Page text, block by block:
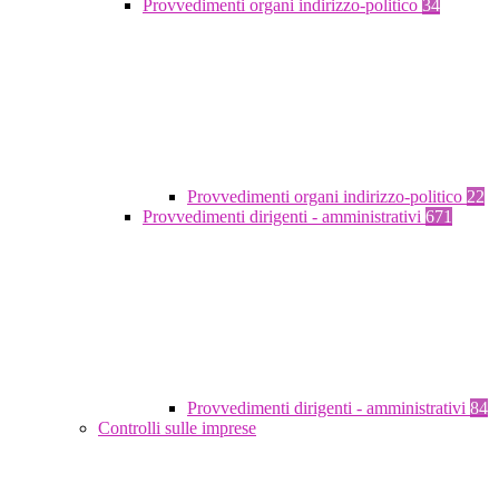
Provvedimenti organi indirizzo-politico 34
Provvedimenti organi indirizzo-politico 22
Provvedimenti dirigenti - amministrativi 671
Provvedimenti dirigenti - amministrativi 84
Controlli sulle imprese